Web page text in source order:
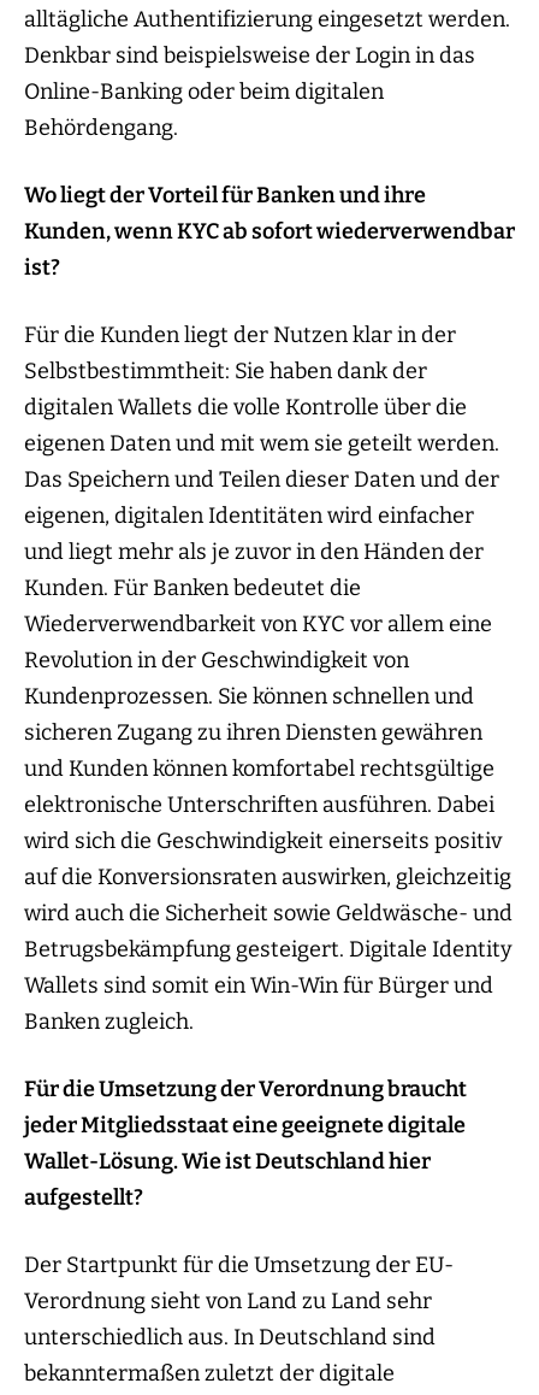
alltägliche Authentifizierung eingesetzt werden.
Denkbar sind beispielsweise der Login in das
Online-Banking oder beim digitalen
Behördengang.
Wo liegt der Vorteil für Banken und ihre
Kunden, wenn KYC ab sofort wiederverwendbar
ist?
Für die Kunden liegt der Nutzen klar in der
Selbstbestimmtheit: Sie haben dank der
digitalen Wallets die volle Kontrolle über die
eigenen Daten und mit wem sie geteilt werden.
Das Speichern und Teilen dieser Daten und der
eigenen, digitalen Identitäten wird einfacher
und liegt mehr als je zuvor in den Händen der
Kunden. Für Banken bedeutet die
Wiederverwendbarkeit von KYC vor allem eine
Revolution in der Geschwindigkeit von
Kundenprozessen. Sie können schnellen und
sicheren Zugang zu ihren Diensten gewähren
und Kunden können komfortabel rechtsgültige
elektronische Unterschriften ausführen. Dabei
wird sich die Geschwindigkeit einerseits positiv
auf die Konversionsraten auswirken, gleichzeitig
wird auch die Sicherheit sowie Geldwäsche- und
Betrugsbekämpfung gesteigert. Digitale Identity
Wallets sind somit ein Win-Win für Bürger und
Banken zugleich.
Für die Umsetzung der Verordnung braucht
jeder Mitgliedsstaat eine geeignete digitale
Wallet-Lösung. Wie ist Deutschland hier
aufgestellt?
Der Startpunkt für die Umsetzung der EU-
Verordnung sieht von Land zu Land sehr
unterschiedlich aus. In Deutschland sind
bekanntermaßen zuletzt der digitale